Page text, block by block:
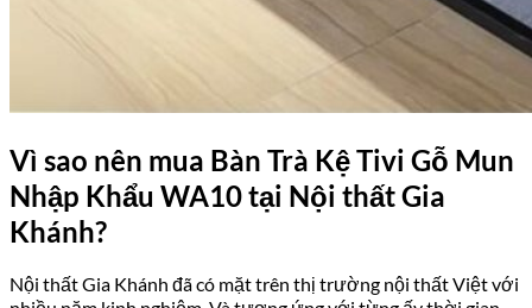
Vì sao nên mua Bàn Trà Kệ Tivi Gỗ Mun
Nhập Khẩu WA10tại Nội thất Gia
Khánh?
Nội thất Gia Khánh đã có mặt trên thị trường nội thất Việt với